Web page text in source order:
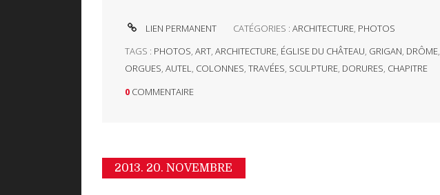
LIEN PERMANENT CATÉGORIES :ARCHITECTURE, PHOTOS
TAGS : PHOTOS, ART, ARCHITECTURE, ÉGLISE DU CHÂTEAU, GRIGAN, DRÔME,
ORGUES, AUTEL, COLONNES, TRAVÉES, SCULPTURE, DORURES, CHAPITRE
0 COMMENTAIRE
2013. 20. NOVEMBRE